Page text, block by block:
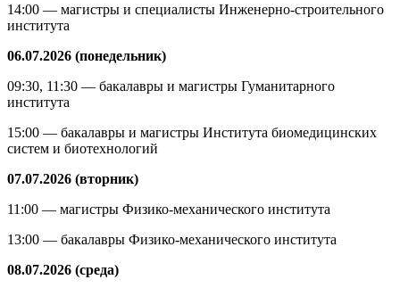
14:00 — магистры и специалисты Инженерно-строительного
института
06.07.2026 (понедельник)
09:30, 11:30 — бакалавры и магистры Гуманитарного
института
15:00 — бакалавры и магистры Института биомедицинских
систем и биотехнологий
07.07.2026 (вторник)
11:00 — магистры Физико-механического института
13:00 — бакалавры Физико-механического института
08.07.2026 (среда)